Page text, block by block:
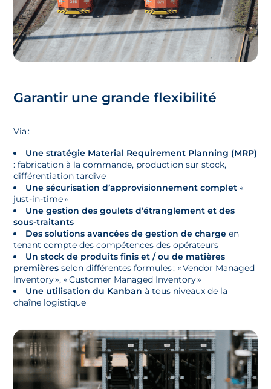
Garantir une grande flexibilité
Via :
Une stratégie Material Requirement Planning (MRP)
: fabrication à la commande, production sur stock,
différentiation tardive
Une sécurisation d’approvisionnement complet «
just-in-time »
Une gestion des goulets d’étranglement et des
sous-traitants
Des solutions avancées de gestion de charge en
tenant compte des compétences des opérateurs
Un stock de produits finis et / ou de matières
premières selon différentes formules : « Vendor Managed
Inventory », « Customer Managed Inventory »
Une utilisation du Kanban à tous niveaux de la
chaîne logistique